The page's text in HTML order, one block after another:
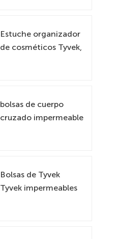
equipaje
Estuche organizador
de cosméticos Tyvek,
bolsas de cuerpo
cruzado impermeable
Bolsas de Tyvek
Tyvek impermeables